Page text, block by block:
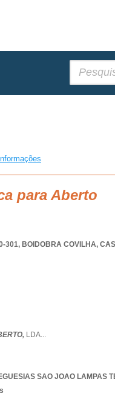
para Aberto
301, BOIDOBRA COVILHA,
LDA...
SAO JOAO LAMPAS